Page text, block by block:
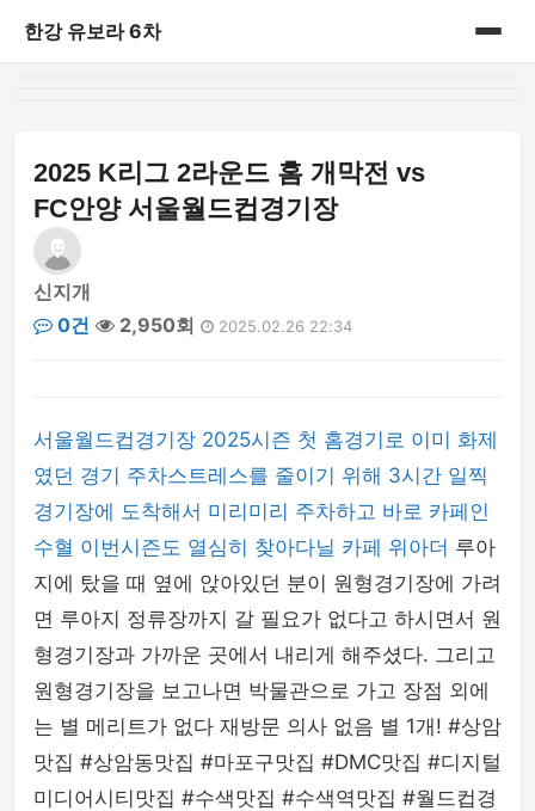
한강 유보라 6차
2025 K리그 2라운드 홈 개막전 vs
FC안양 서울월드컵경기장
신지개
0건
2,950회 2025.02.26 22:34
서울월드컵경기장 2025시즌 첫 홈경기로 이미 화제
였던 경기 주차스트레스를 줄이기 위해 3시간 일찍
경기장에 도착해서 미리미리 주차하고 바로 카페인
수혈 이번시즌도 열심히 찾아다닐 카페 위아더 루아
지에 탔을 때 옆에 앉아있던 분이 원형경기장에 가려
면 루아지 정류장까지 갈 필요가 없다고 하시면서 원
형경기장과 가까운 곳에서 내리게 해주셨다. 그리고
원형경기장을 보고나면 박물관으로 가고 장점 외에
는 별 메리트가 없다 재방문 의사 없음 별 1개! #상암
맛집 #상암동맛집 #마포구맛집 #DMC맛집 #디지털
미디어시티맛집 #수색맛집 #수색역맛집 #월드컵경